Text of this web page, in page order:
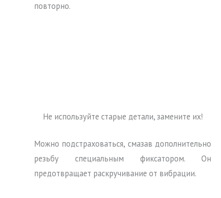
повторно.
Не используйте старые детали, замените их!
Можно подстраховаться, смазав дополнительно
резьбу специальным фиксатором. Он
предотвращает раскручивание от вибрации.